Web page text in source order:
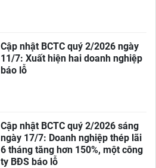
Cập nhật BCTC quý 2/2026 ngày
11/7: Xuất hiện hai doanh nghiệp
báo lỗ
Cập nhật BCTC quý 2/2026 sáng
ngày 17/7: Doanh nghiệp thép lãi
6 tháng tăng hơn 150%, một công
ty BĐS báo lỗ